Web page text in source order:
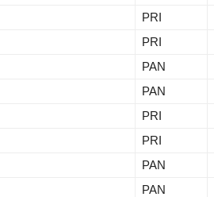
PRI
PRI
PAN
PAN
PRI
PRI
PAN
PAN